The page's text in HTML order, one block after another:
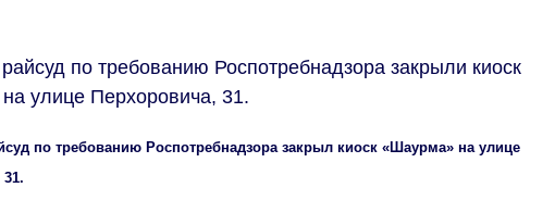
по требованию Роспотребнадзора закрыли киоск
улице Перхоровича, 31.
по требованию Роспотребнадзора закрыл киоск «Шаурма» на улице